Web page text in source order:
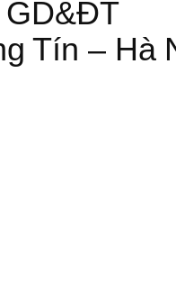
GD&ĐT
Tín – Hà